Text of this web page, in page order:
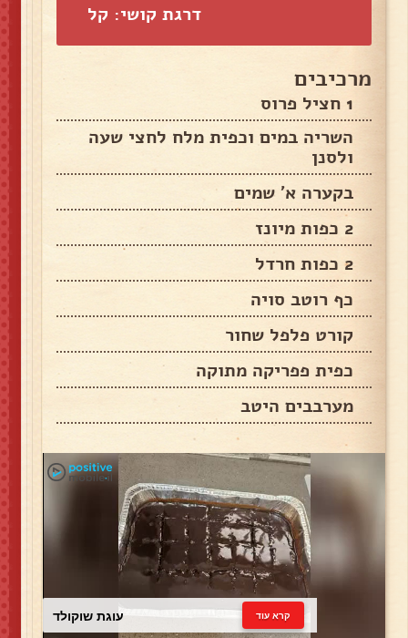
דרגת קושי: קל
מרכיבים
1 חציל פרוס
השריה במים וכפית מלח לחצי שעה
ולסנן
בקערה א' שמים
2 כפות מיונז
2 כפות חרדל
כף רוטב סויה
קורט פלפל שחור
כפית פפריקה מתוקה
מערבבים היטב
עוגת שוקולד קרא עוד